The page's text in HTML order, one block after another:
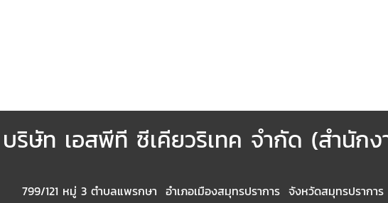
บริษัท เอสพีที ซีเคียวริเทค จำกัด (สำนัก
799/121 หมู่ 3 ตำบลแพรกษา อำเภอเมืองสมุทรปราการ จังหวัดสมุทรปรากา